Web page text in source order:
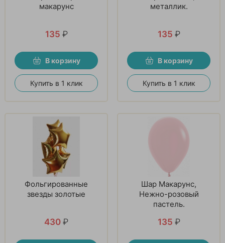
макарунс
135 ₽
В корзину
Купить в 1 клик
металлик.
135 ₽
В корзину
Купить в 1 клик
Фольгированные
звезды золотые
430 ₽
Шар Макарунс,
Нежно-розовый
пастель.
135 ₽